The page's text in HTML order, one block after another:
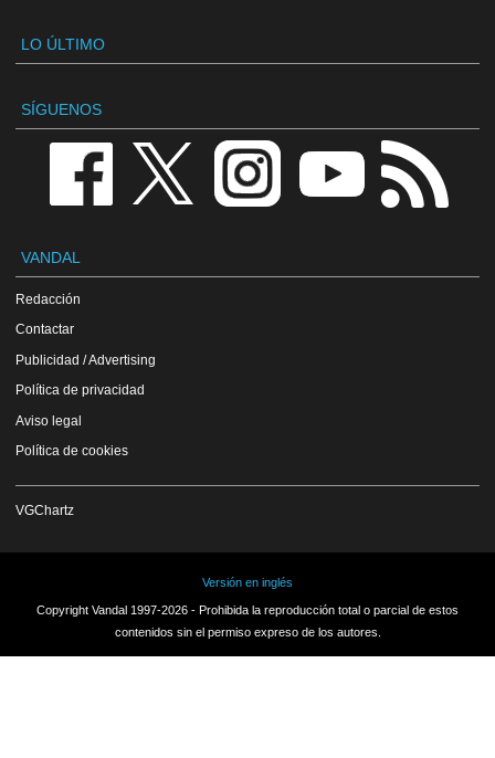
LO ÚLTIMO
SÍGUENOS
VANDAL
Redacción
Contactar
Publicidad / Advertising
Política de privacidad
Aviso legal
Política de cookies
VGChartz
Versión en inglés
Copyright Vandal 1997-2026 - Prohibida la reproducción total o parcial de estos
contenidos sin el permiso expreso de los autores.